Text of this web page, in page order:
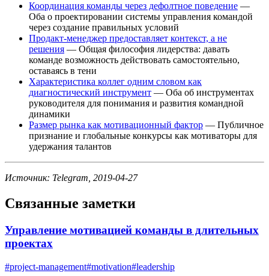
Координация команды через дефолтное поведение —
Оба о проектировании системы управления командой
через создание правильных условий
Продакт-менеджер предоставляет контекст, а не
решения — Общая философия лидерства: давать
команде возможность действовать самостоятельно,
оставаясь в тени
Характеристика коллег одним словом как
диагностический инструмент — Оба об инструментах
руководителя для понимания и развития командной
динамики
Размер рынка как мотивационный фактор — Публичное
признание и глобальные конкурсы как мотиваторы для
удержания талантов
Источник: Telegram, 2019-04-27
Связанные заметки
Управление мотивацией команды в длительных
проектах
#project-management#motivation#leadership